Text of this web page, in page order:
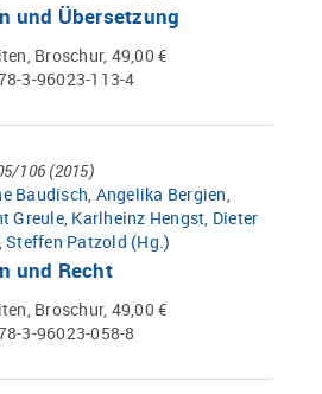
und Übersetzung
Broschur, 49,00 €
3-96023-113-4
106 (2015)
Baudisch Angelika Bergien
Greule, Karlheinz Hengst Dieter
Steffen Patzold (Hg.)
und Recht
Broschur, 49,00 €
3-96023-058-8